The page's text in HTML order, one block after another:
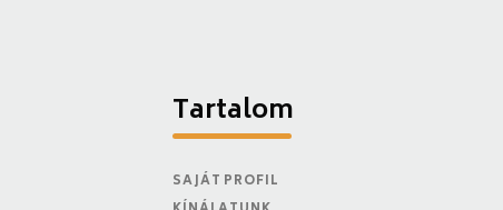
Tartalom
SAJÁT PROFIL